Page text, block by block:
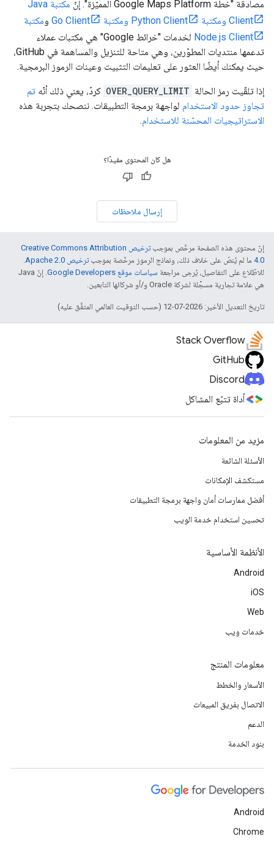
مصادقة "خطة Google Maps Platform المميّزة". إنّ
مكتبة Java
Client ومكتبة Python Client ومكتبة Go Client ومكتبة
Node.js Client
لخدمات "خرائط Google" هي مكتبات عملاء
تدعمها منتديات المطوّرين، وهي متاحة للتنزيل والمساهمة في GitHub،
حيث يمكنك أيضًا العثور على تعليمات التثبيت وعينات الرموز البرمجية.
إذا تلقّيت رمز الحالة OVER_QUERY_LIMIT كردّ، يعني ذلك أنّه تم
تجاوز حدود الاستخدام لواجهة برمجة التطبيقات. ننصحك بتجربة هذه
الاستراتيجيات المحسّنة للاستخدام.
هل كان المحتوى مفيدًا؟
إرسال ملاحظات
إنّ محتوى هذه الصفحة مرخّص بموجب
ترخيص Creative Commons Attribution
4.0‏ ما لم يُنصّ على خلاف ذلك، ونماذج الرموز مرخّصة بموجبترخيص Apache 2.0‏
.
للاطّلاع على التفاصيل، يُرجى مراجعة سياسات موقع Google Developers‏
. إنّ Java
هي علامة تجارية مسجَّلة لشركة Oracle و/أو شركائها التابعين.
تاريخ التعديل الأخير: 2026-07-12 (حسب التوقيت العالمي المتفَّق عليه)
Stack Overflow
GitHub
Discord
أداة تتبّع المشاكل
مزيد من المعلومات
الأسئلة الشائعة
مستكشف الإمكانات
أفضل ممارسات أمان واجهة برمجة التطبيقات
تحسين استخدام خدمة الويب
الأنظمة الأساسية
Android
iOS
Web
خدمات ويب
معلومات المنتج
الأسعار والخطط
الاتصال بفريق المبيعات
الدعم
بنود الخدمة
Android
Chrome